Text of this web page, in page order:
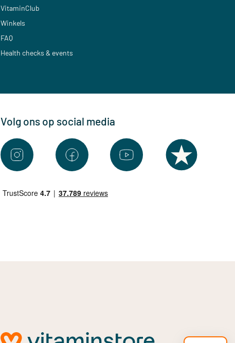
VitaminClub
Winkels
FAQ
Health checks & events
Volg ons op social media